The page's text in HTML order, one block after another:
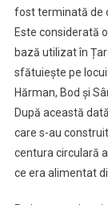
fost terminată de
Este considerată
bază utilizat în
sfătuiește pe
Hărman, Bod și
După această
care s-au
centura circulară
ce era alimentat